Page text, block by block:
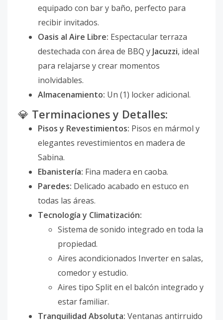
equipado con bar y baño, perfecto para
recibir invitados.
Oasis al Aire Libre: Espectacular terraza
destechada con área de BBQ yJacuzzi, ideal
para relajarse y crear momentos
inolvidables.
Almacenamiento: Un (1) locker adicional.
💎 Terminaciones y Detalles:
Pisos y Revestimientos: Pisos en mármol y
elegantes revestimientos en madera de
Sabina.
Ebanistería: Fina madera en caoba.
Paredes: Delicado acabado en estuco en
todas las áreas.
Tecnología y Climatización:
Sistema de sonido integrado en toda la
propiedad.
Aires acondicionados Inverter en salas,
comedor y estudio.
Aires tipo Split en el balcón integrado y
estar familiar.
Tranquilidad Absoluta: Ventanas antirruido